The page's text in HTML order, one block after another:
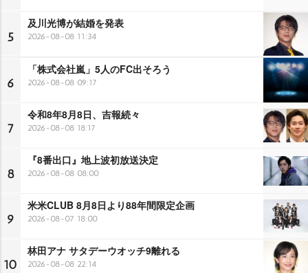
5
及川光博が結婚を発表
2026-08-08 11:34
6
「株式会社嵐」5人のFC出そろう
2026-08-08 09:17
7
令和8年8月8日、吉報続々
2026-08-08 18:17
8
『8番出口』地上波初放送決定
2026-08-08 08:00
9
米米CLUB 8月8日より88年間限定企画
2026-08-07 18:00
10
林田アナ サタデーウオッチ9離れる
2026-08-08 22:14